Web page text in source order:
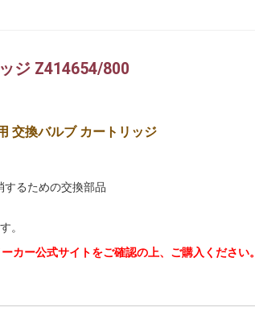
ジ Z414654/800
交換バルブ カートリッジ
るための交換部品
。
カー公式サイトをご確認の上、ご購入ください。